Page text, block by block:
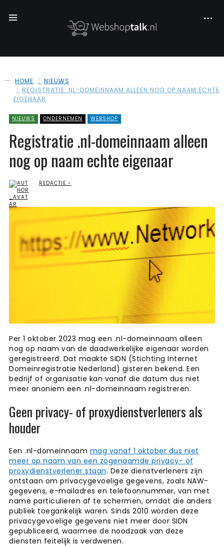
HOME
NIEUWS
REGISTRATIE .NL-DOMEINNAAM ALLEEN NOG OP NAAM ECHTE
EIGENAAR
NIEUWS ONDERNEMEN WEBSHOP
Registratie .nl-domeinnaam alleen
nog op naam echte eigenaar
REDACTIE
Per 1 oktober 2023 mag een .nl-domeinnaam alleen
nog op naam van de daadwerkelijke eigenaar worden
geregistreerd. Dat maakte SIDN (Stichting Internet
Domeinregistratie Nederland) gisteren bekend. Een
bedrijf of organisatie kan vanaf die datum dus niet
meer anoniem een .nl-domeinnaam registreren.
Geen privacy- of proxydienstverleners als
houder
Een .nl-domeinnaam mag vanaf 1 oktober dus niet
meer op naam van een zogenaamde privacy- of
proxydienstverlener staan. Deze dienstverleners zijn
ontstaan om privacygevoelige gegevens, zoals NAW-
gegevens, e-mailadres en telefoonnummer, van met
name particulieren af te schermen, omdat die anders
publiek toegankelijk waren. Sinds 2010 worden deze
privacygevoelige gegevens niet meer door SIDN
gepubliceerd, waarmee de noodzaak van deze
diensten feitelijk is verdwenen.